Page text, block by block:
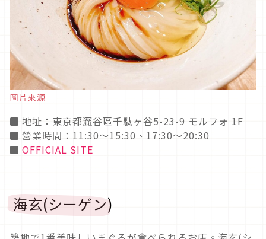
圖片來源
◼ 地址：東京都澀谷區千駄ヶ谷5-23-9 モルフォ 1F
◼ 營業時間：11:30～15:30、17:30～20:30
◼ OFFICIAL SITE
海玄(シーゲン)